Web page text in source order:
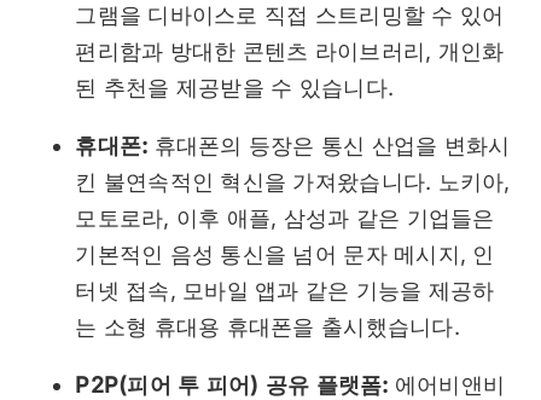
그램을 디바이스로 직접 스트리밍할 수 있어
편리함과 방대한 콘텐츠 라이브러리, 개인화
된 추천을 제공받을 수 있습니다.
휴대폰: 휴대폰의 등장은 통신 산업을 변화시
킨 불연속적인 혁신을 가져왔습니다. 노키아,
모토로라, 이후 애플, 삼성과 같은 기업들은
기본적인 음성 통신을 넘어 문자 메시지, 인
터넷 접속, 모바일 앱과 같은 기능을 제공하
는 소형 휴대용 휴대폰을 출시했습니다.
P2P(피어 투 피어) 공유 플랫폼: 에어비앤비